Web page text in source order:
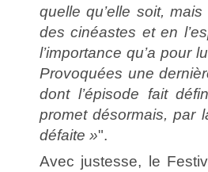
quelle qu’elle soit,
des cinéastes et en
l’importance qu’a pour
Provoquées une
dont l’épisode fait
promet désormais, par
défaite »".
Avec justesse, le